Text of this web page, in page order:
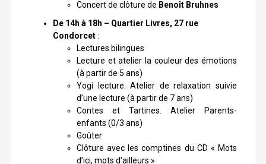
Concert de clôture de Benoît Bruhnes
De 14h à 18h – Quartier Livres, 27 rue
Condorcet:
Lectures bilingues
Lecture et atelier la couleur des émotions
(à partir de 5 ans)
Yogi lecture. Atelier de relaxation suivie
d’une lecture (à partir de 7 ans)
Contes et Tartines. Atelier Parents-
enfants (0/3 ans)
Goûter
Clôture avec les comptines du CD « Mots
d’ici, mots d’ailleurs »